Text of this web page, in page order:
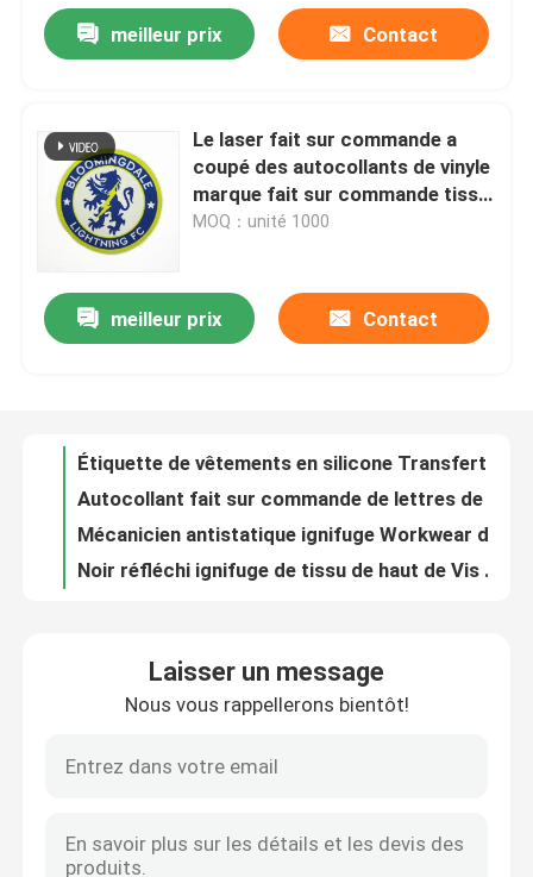
Aperçu
Produits
A propos de nous
Contrôle de la qualité
Contact
Tous les cas
tissu réfléchi
meilleur prix Contact
Le laser fait sur commande a
coupé des autocollants de vinyle
marque fait sur commande tissé
raccorde le fer du football sur la
MOQ：unité 1000
meilleur prix Contact
La lueur en gros de Rolls de Htv de vinyle blanc de scintillement la nuit dans l'obscurité fournissent des formulaires
Noir réfléchi ignifuge de tissu de haut de Vis Strips For Clothing du coton 100 sergé de pompier
Soudeur uniforme Fire Resistant Apparel salut de Vis Fire Retardant Coveralls Cotton sécurité légère de bleu marine d'anti
Laisser un message
Nous vous rappellerons bientôt!